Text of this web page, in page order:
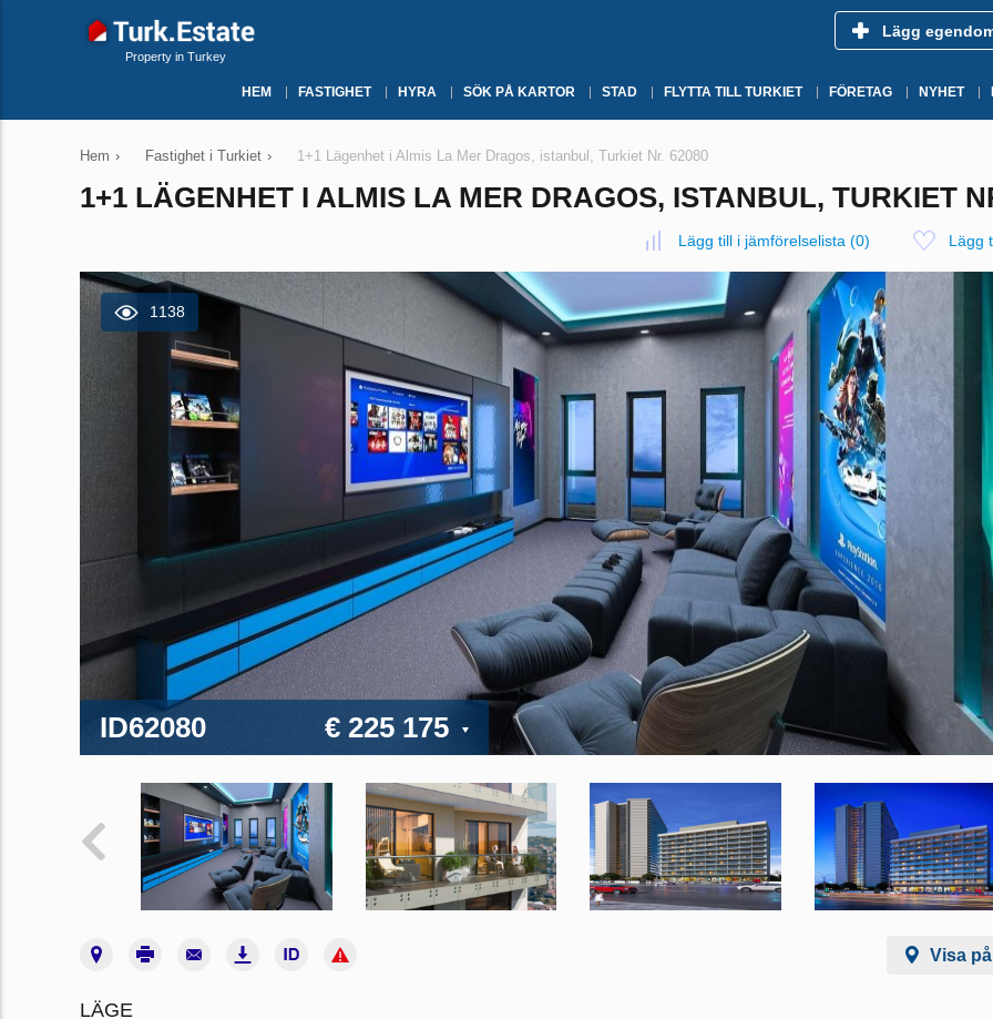
Property in Turkey
Lägg
HEM FASTIGHET HYRA SÖK PÅ KARTOR STAD FLYTTA TILL TURKIET FÖRETAG NYHET
Hem › Fastighet i Turkiet › 1+1 Lägenhet i Almis La Mer Dragos, istanbul, Turkiet Nr. 62080
1+1 LÄGENHET I ALMIS LA MER DRAGOS, ISTANBUL, TURKIET
Lägg till i jämförelselista (0) Lägg
1138
ID62080 € 225 175
Visa
LÄGE